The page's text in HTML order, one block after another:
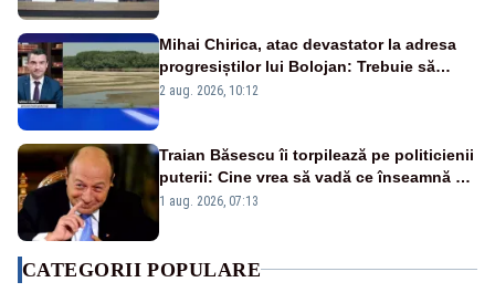
Mihai Chirica, atac devastator la adresa
progresiștilor lui Bolojan: Trebuie să
protejăm și natura, dar nu șținem omaneii
2 aug. 2026, 10:12
Traian Băsescu îi torpilează pe politicienii
puterii: Cine vrea să vadă ce înseamnă să
fii prost, se uită la România
1 aug. 2026, 07:13
CATEGORII POPULARE